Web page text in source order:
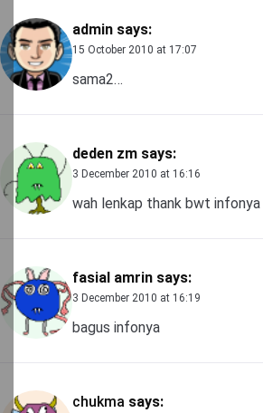
admin says:
15 October 2010 at 17:07
sama2…
deden zm says:
3 December 2010 at 16:16
wah lenkap thank bwt infonya
fasial amrin says:
3 December 2010 at 16:19
bagus infonya
chukma says: